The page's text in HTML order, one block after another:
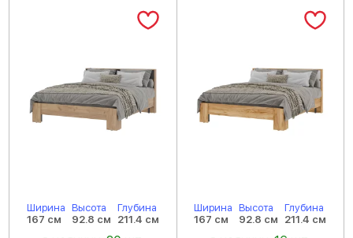
Ширина
167 см
Высота
92.8 см
Глубина
211.4 см
Ширина
167 см
Высота
92.8 см
Глубина
211.4 см